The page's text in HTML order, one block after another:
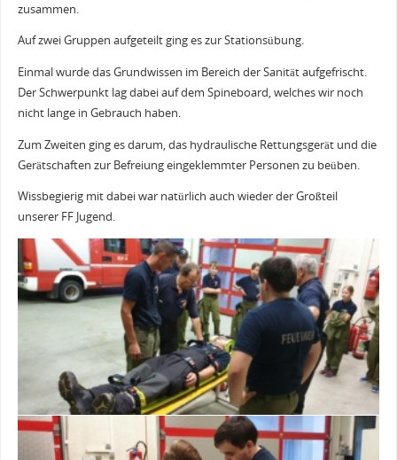
zusammen.
Auf zwei Gruppen aufgeteilt ging es zur Stationsübung.
Einmal wurde das Grundwissen im Bereich der Sanität aufgefrischt.
Der Schwerpunkt lag dabei auf dem Spineboard, welches wir noch
nicht lange in Gebrauch haben.
Zum Zweiten ging es darum, das hydraulische Rettungsgerät und die
Gerätschaften zur Befreiung eingeklemmter Personen zu beüben.
Wissbegierig mit dabei war natürlich auch wieder der Großteil
unserer FF Jugend.